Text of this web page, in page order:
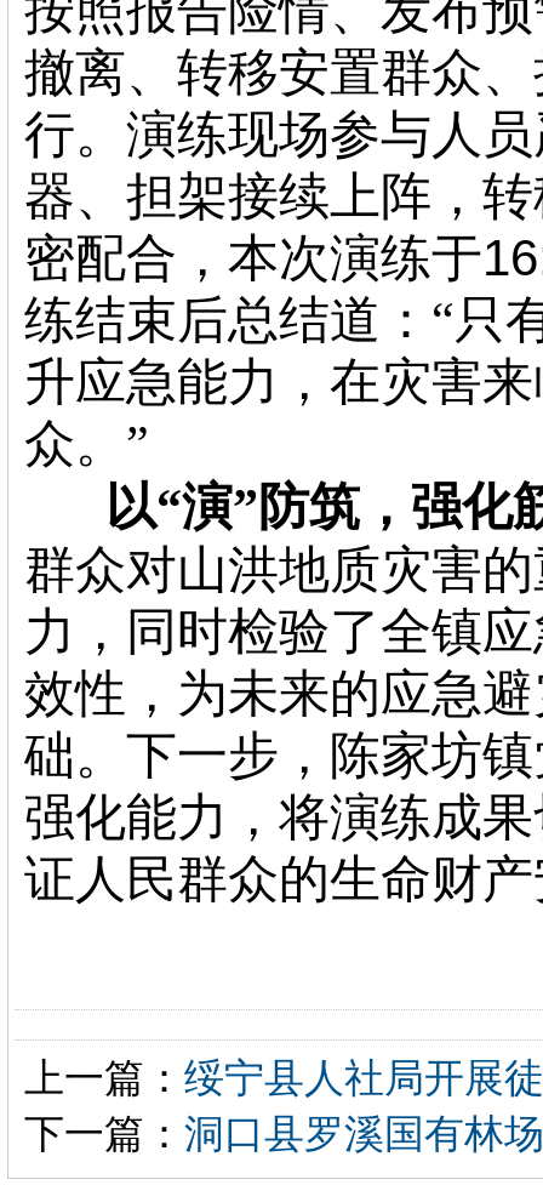
撤离、转移安置群众
行。演练现场参与人
器、担架接续上阵，
密配合，本次演练于
练结束后总结道： “只
升应急能力，在灾害
众。”
以“演”防筑，强化
群众对山洪地质灾害
力，同时检验了全镇
效性，为未来的应急
础。下一步，陈家坊
强化能力，将演练成
证人民群众的生命财
上一篇： 绥宁县人社局开展
下一篇： 洞口县罗溪国有林